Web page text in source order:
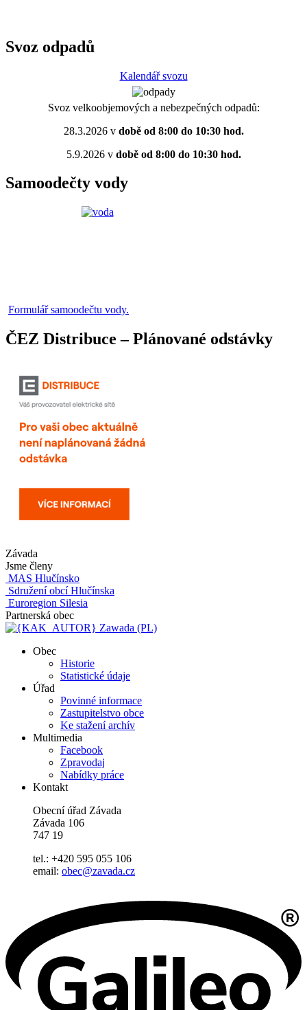
Svoz odpadů
Kalendář svozu
Svoz velkoobjemových a nebezpečných odpadů:
28.3.2026 vdobě od 8:00 do 10:30 hod.
5.9.2026 vdobě od 8:00 do 10:30 hod.
Samoodečty vody
Formulář samoodečtu vody.
ČEZ Distribuce – Plánované odstávky
Závada
Jsme členy
MAS Hlučínsko
Sdružení obcí Hlučínska
Euroregion Silesia
Partnerská obec
Zawada (PL)
Obec
Historie
Statistické údaje
Úřad
Povinné informace
Zastupitelstvo obce
Ke stažení archív
Multimedia
Facebook
Zpravodaj
Nabídky práce
Kontakt
Obecní úřad Závada
Závada 106
747 19
tel.: +420 595 055 106
email: obec@zavada.cz